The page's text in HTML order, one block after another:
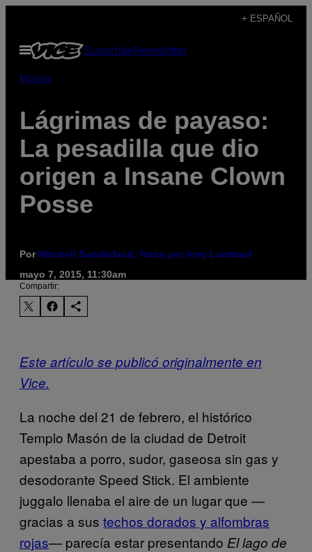
contenido
+ ESPAÑOL
Abrir
Menú
SubscribeNewsletter
Música
Lágrimas de payaso:
La pesadilla que dio
origen a Insane Clown
Posse
Por Mitchell Sunderland; fotos por Amy Lombard
mayo 7, 2015, 11:30am
Compartir:
Este artículo se publicó originalmente en
Vice.
La noche del 21 de febrero, el histórico
Templo Masón de la ciudad de Detroit
apestaba a porro, sudor, gaseosa sin gas y
desodorante Speed Stick. El ambiente
juggalo llenaba el aire de un lugar que —
gracias a sus techos dorados y alfombras
rojas— parecía estar presentando El lago de